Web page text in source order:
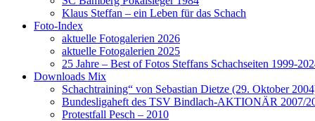
Klaus Steffan – ein Leben für das Schach
Foto-Index
aktuelle Fotogalerien 2026
aktuelle Fotogalerien 2025
25 Jahre – Best of Fotos Steffans Schachseiten 1999-
Downloads Mix
Schachtraining“ von Sebastian Dietze (29. Oktober
Bundesligaheft des TSV Bindlach-AKTIONÄR 2007/
Protestfall Pesch – 2010